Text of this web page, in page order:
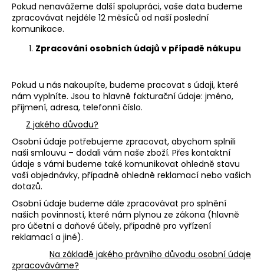
Pokud nenavážeme další spolupráci, vaše data budeme
zpracovávat nejdéle 12 měsíců od naší poslední
komunikace.
Zpracování osobních údajů v případě nákupu
Pokud u nás nakoupíte, budeme pracovat s údaji, které
nám vyplníte. Jsou to hlavně fakturační údaje: jméno,
příjmení, adresa, telefonní číslo.
Z jakého důvodu?
Osobní údaje potřebujeme zpracovat, abychom splnili
naši smlouvu – dodali vám naše zboží. Přes kontaktní
údaje s vámi budeme také komunikovat ohledně stavu
vaší objednávky, případně ohledně reklamací nebo vašich
dotazů.
Osobní údaje budeme dále zpracovávat pro splnění
našich povinností, které nám plynou ze zákona (hlavně
pro účetní a daňové účely, případně pro vyřízení
reklamací a jiné).
Na základě jakého právního důvodu osobní údaje
zpracováváme?
SET
PLAYFULL
1
099